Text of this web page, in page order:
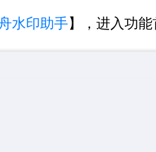
水印助手】，进入功